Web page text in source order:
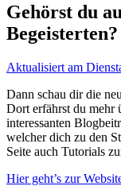
Gehörst du
Begeisterten?
Aktualisiert am
Dann schau dir die
Dort erfährst du mehr
interessanten
welcher dich zu den
Seite auch Tutorials
Hier geht’s zur